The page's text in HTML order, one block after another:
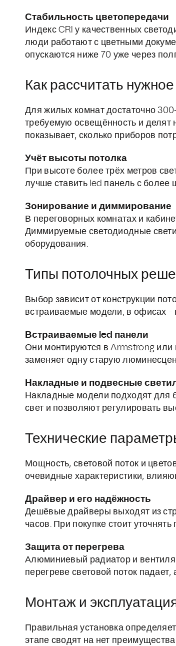
Стабильность цветопередачи
Индекс CRI у качественных
люди работают с цветными
опускаются ниже 70 уже через
Как рассчитать
Для жилых комнат достаточно
требуемую освещённость и делят
показывает, сколько приборов
Учёт высоты потолка
При высоте более трёх метров
лучше ставить led панель с более
Зонирование и диммирование
В переговорных комнатах и
Диммируемые светодиодные
оборудования.
Типы потолочных
Выбор зависит от конструкции
встраиваемые модели, в офисах -
Встраиваемые led панели
Они монтируются в Armstrong или
заменяет одну старую
Накладные и подвесные
Накладные модели подходят для
свет и позволяют регулировать
Технические
Мощность, световой поток и
очевидные характеристики,
Драйвер и его надёжность
Дешёвые драйверы выходят из
часов. При покупке стоит
Защита от перегрева
Алюминиевый радиатор и
перегреве световой поток
Монтаж и
Правильная установка
этапе сводят на нет